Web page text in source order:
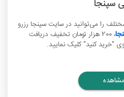
را می‌توانید در سایت سپنجا رزرو
، 200 هزار تومان تخفیف دریافت
"خرید کنید" کلیک نمایید.